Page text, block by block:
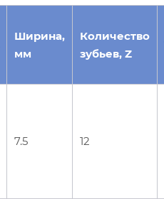
Ширина,
мм
Количество
зубьев, Z
7.5 12